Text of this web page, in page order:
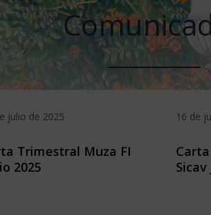
julio de 2025
Trimestral Muza FI
2025
16 de
Sicav